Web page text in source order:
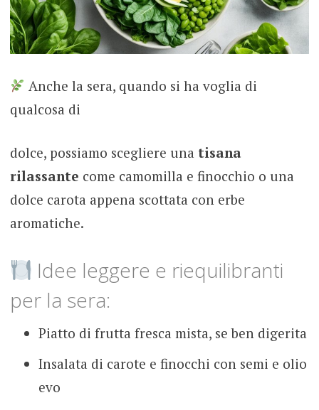
Anche la sera, quando si ha voglia di
qualcosa di
dolce, possiamo scegliere una tisana
rilassante come camomilla e finocchio o una
dolce carota appena scottata con erbe
aromatiche.
Idee leggere e riequilibranti
per la sera:
Piatto di frutta fresca mista, se ben digerita
Insalata di carote e finocchi con semi e olio
evo